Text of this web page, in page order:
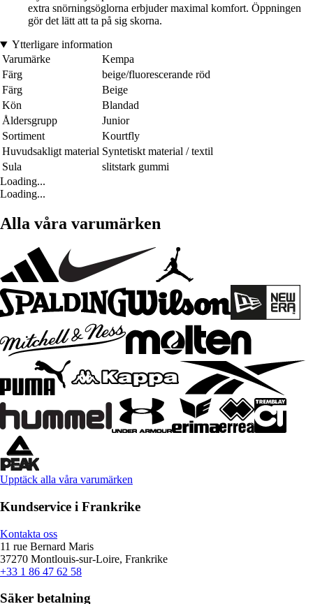
extra snörningsöglorna erbjuder maximal komfort. Öppningen
gör det lätt att ta på sig skorna.
Ytterligare information
Varumärke
Kempa
Färg
beige/fluorescerande röd
Färg
Beige
Kön
Blandad
Åldersgrupp
Junior
Sortiment
Kourtfly
Huvudsakligt material Syntetiskt material / textil
Sula
slitstark gummi
Loading...
Loading...
Alla våra varumärken
Upptäck alla våra varumärken
Kundservice i Frankrike
Kontakta oss
11 rue Bernard Maris
37270 Montlouis-sur-Loire, Frankrike
+33 1 86 47 62 58
Säker betalning